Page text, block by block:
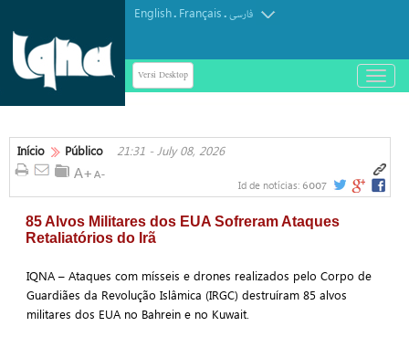
English. Français.فارسی
Versi Desktop
باز
و
کردن
Início Público 21:31 - July 08, 2026
Id de notícias: 6007
85 Alvos Militares dos EUA Sofreram Ataques
Retaliatórios do Irã
IQNA – Ataques com mísseis e drones realizados pelo Corpo de
Guardiães da Revolução Islâmica (IRGC) destruíram 85 alvos
militares dos EUA no Bahrein e no Kuwait.